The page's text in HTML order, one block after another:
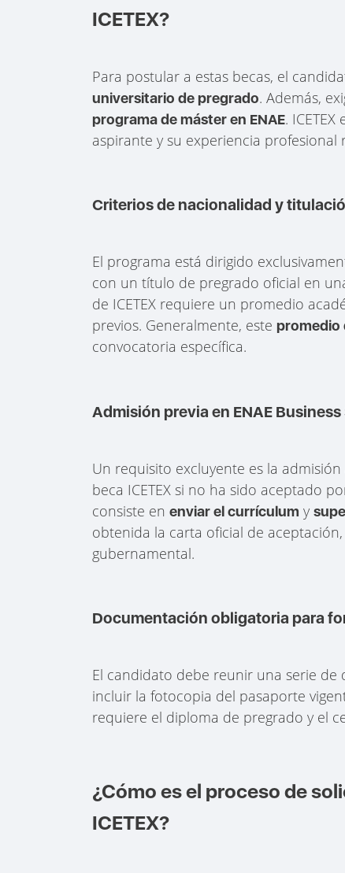
ICETEX?
Para postular a estas becas, el
universitario de pregrado. Además,
programa de máster en ENAE.
aspirante y su experiencia
Criterios de nacionalidad y
El programa está dirigido
con un título de pregrado oficial en
de ICETEX requiere un promedio
previos. Generalmente, estepromedio
convocatoria específica.
Admisión previa en ENAE
Un requisito excluyente es la
beca ICETEX si no ha sido aceptado
consiste enenviar el currículum y
obtenida la carta oficial de
gubernamental.
Documentación obligatoria para
El candidato debe reunir una serie de
incluir la fotocopia del pasaporte
requiere el diploma de pregrado y el
¿Cómo es el proceso de
ICETEX?